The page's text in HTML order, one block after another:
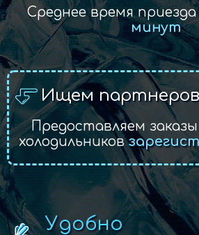
Среднее время
минут
Ищем
Предоставляем
холодильников
Удобно